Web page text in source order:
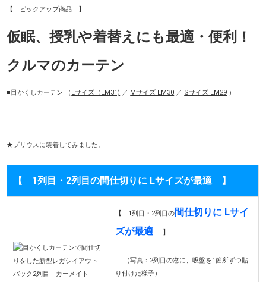
【 ピックアップ商品 】
仮眠、授乳や着替えにも最適・便利！
クルマのカーテン
■目かくしカーテン （ Lサイズ（LM31) ／ Mサイズ LM30 ／ Sサイズ LM29 ）
★プリウスに装着してみました。
【 1列目・2列目の間仕切りに Lサイズが最適 】
【 1列目・2列目の間仕切りに Lサイ
ズが最適
】
（写真：2列目の窓に、吸盤を1箇所ずつ貼
り付けた様子）